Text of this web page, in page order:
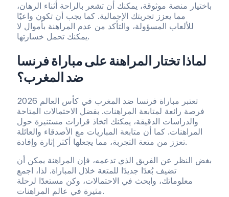
باختيار منصة موثوقة، يمكنك أن تشعر بالراحة أثناء الرهان،
مما يعزز تجربتك الإجمالية. كما يجب أن تكون واعيًا
للألعاب المسؤولة، والتأكد من عدم المراهنة بأموال لا
يمكنك تحمل خسارتها.
لماذا تختار المراهنة على مباراة فرنسا
ضد المغرب؟
تعتبر مباراة فرنسا ضد المغرب في كأس العالم 2026
فرصة رائعة لمتابعة المراهنات. بفضل الاحتمالات المتاحة
والدراسات الدقيقة، يمكنك اتخاذ قرارات مستنيرة حول
المراهنات. كما أن متابعة المباريات مع الأصدقاء والعائلة
تعزز من متعة التجربة، مما يجعلها أكثر إثارة وإفادة.
بغض النظر عن الفريق الذي تدعمه، فإن المراهنة يمكن أن
تضيف بُعدًا جديدًا للمتعة خلال المباراة. لذا، اجمع
معلوماتك، وابحث في الاحتمالات، وكن مستعدًا لرحلة
مثيرة في عالم المراهنات.